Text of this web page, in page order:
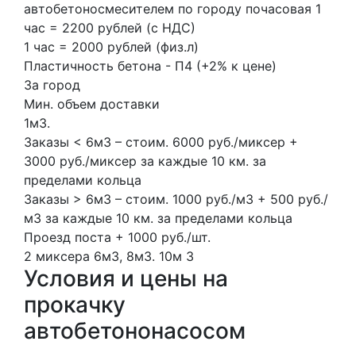
автобетоносмесителем по городу почасовая 1
час = 2200 рублей (с НДС)
1 час = 2000 рублей (физ.л)
Пластичность бетона - П4 (+2% к цене)
За город
Мин. объем доставки
1м3.
Заказы < 6м3 – стоим. 6000 руб./миксер +
3000 руб./миксер за каждые 10 км. за
пределами кольца
Заказы > 6м3 – стоим. 1000 руб./м3 + 500 руб./
м3 за каждые 10 км. за пределами кольца
Проезд поста + 1000 руб./шт.
2 миксера 6м3, 8м3. 10м 3
Условия и цены на
прокачку
автобетононасосом